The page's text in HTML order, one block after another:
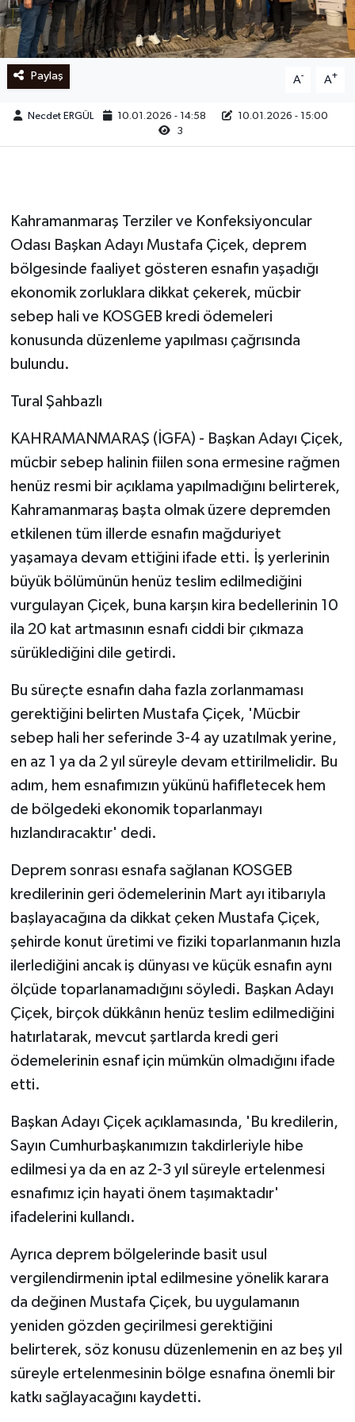
Paylaş A- A+
Necdet ERGÜL 10.01.2026 - 14:58
10.01.2026 - 15:00
3
Kahramanmaraş Terziler ve Konfeksiyoncular
Odası Başkan Adayı Mustafa Çiçek, deprem
bölgesinde faaliyet gösteren esnafın yaşadığı
ekonomik zorluklara dikkat çekerek, mücbir
sebep hali ve KOSGEB kredi ödemeleri
konusunda düzenleme yapılması çağrısında
bulundu.
Tural Şahbazlı
KAHRAMANMARAŞ (İGFA) - Başkan Adayı Çiçek,
mücbir sebep halinin fiilen sona ermesine rağmen
henüz resmi bir açıklama yapılmadığını belirterek,
Kahramanmaraş başta olmak üzere depremden
etkilenen tüm illerde esnafın mağduriyet
yaşamaya devam ettiğini ifade etti. İş yerlerinin
büyük bölümünün henüz teslim edilmediğini
vurgulayan Çiçek, buna karşın kira bedellerinin 10
ila 20 kat artmasının esnafı ciddi bir çıkmaza
sürüklediğini dile getirdi.
Bu süreçte esnafın daha fazla zorlanmaması
gerektiğini belirten Mustafa Çiçek, 'Mücbir
sebep hali her seferinde 3-4 ay uzatılmak yerine,
en az 1 ya da 2 yıl süreyle devam ettirilmelidir. Bu
adım, hem esnafımızın yükünü hafifletecek hem
de bölgedeki ekonomik toparlanmayı
hızlandıracaktır' dedi.
Deprem sonrası esnafa sağlanan KOSGEB
kredilerinin geri ödemelerinin Mart ayı itibarıyla
başlayacağına da dikkat çeken Mustafa Çiçek,
şehirde konut üretimi ve fiziki toparlanmanın hızla
ilerlediğini ancak iş dünyası ve küçük esnafın aynı
ölçüde toparlanamadığını söyledi. Başkan Adayı
Çiçek, birçok dükkânın henüz teslim edilmediğini
hatırlatarak, mevcut şartlarda kredi geri
ödemelerinin esnaf için mümkün olmadığını ifade
etti.
Başkan Adayı Çiçek açıklamasında, 'Bu kredilerin,
Sayın Cumhurbaşkanımızın takdirleriyle hibe
edilmesi ya da en az 2-3 yıl süreyle ertelenmesi
esnafımız için hayati önem taşımaktadır'
ifadelerini kullandı.
Ayrıca deprem bölgelerinde basit usul
vergilendirmenin iptal edilmesine yönelik karara
da değinen Mustafa Çiçek, bu uygulamanın
yeniden gözden geçirilmesi gerektiğini
belirterek, söz konusu düzenlemenin en az beş yıl
süreyle ertelenmesinin bölge esnafına önemli bir
katkı sağlayacağını kaydetti.
Ege
İzmir
İletişim
Künye